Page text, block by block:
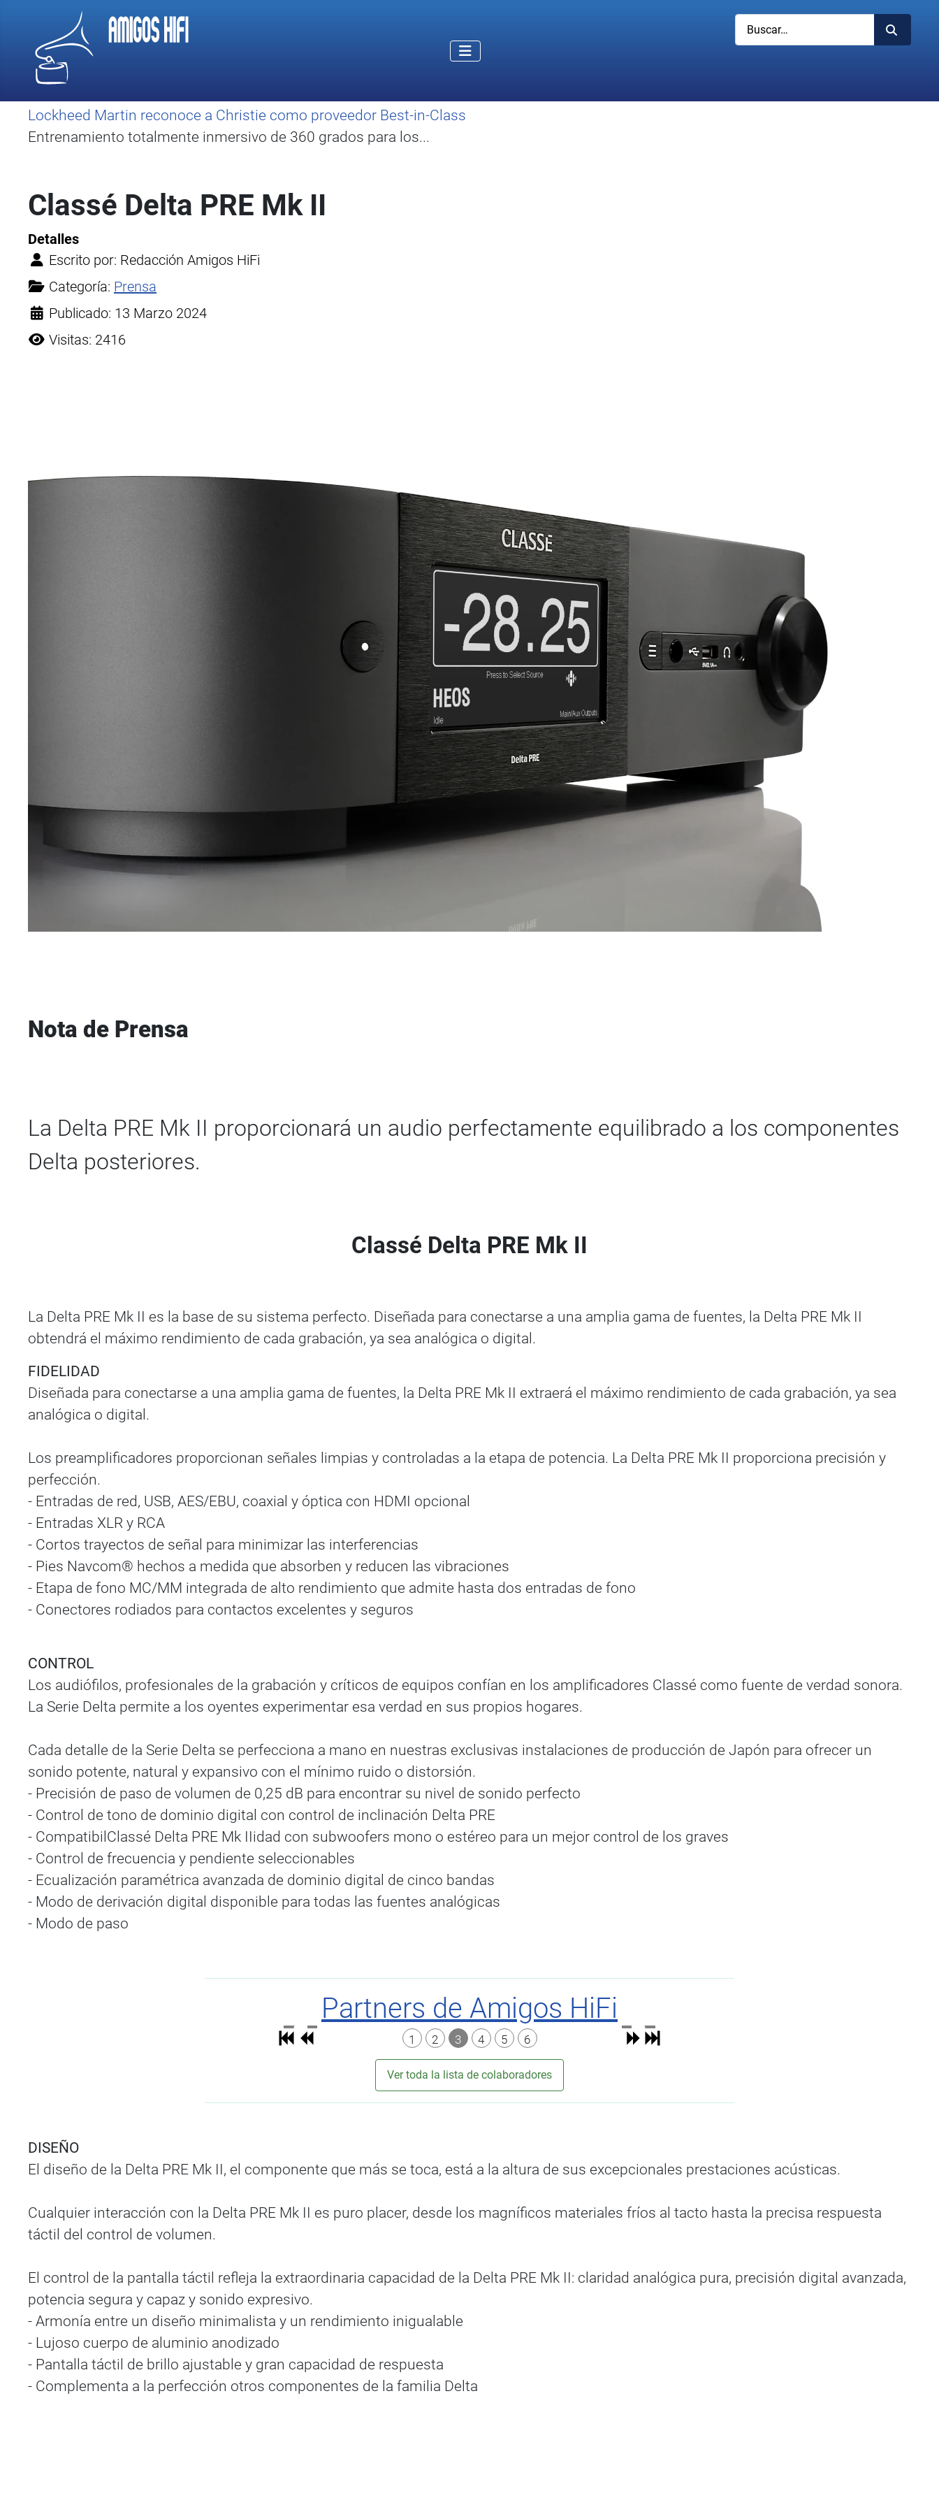
Buscar
Lockheed Martin reconoce a Christie como proveedor Best-in-Class
Entrenamiento totalmente inmersivo de 360 grados para los...
Classé Delta PRE Mk II
Detalles
Escrito por: Redacción Amigos HiFi
Categoría: Prensa
Publicado: 13 Marzo 2024
Visitas: 2416
Nota de Prensa
La Delta PRE Mk II proporcionará un audio perfectamente equilibrado a los componentes
Delta posteriores.
Classé Delta PRE Mk II
La Delta PRE Mk II es la base de su sistema perfecto. Diseñada para conectarse a una amplia gama de fuentes, la Delta PRE Mk II
obtendrá el máximo rendimiento de cada grabación, ya sea analógica o digital.
FIDELIDAD
Diseñada para conectarse a una amplia gama de fuentes, la Delta PRE Mk II extraerá el máximo rendimiento de cada grabación, ya sea
analógica o digital.
Los preamplificadores proporcionan señales limpias y controladas a la etapa de potencia. La Delta PRE Mk II proporciona precisión y
perfección.
- Entradas de red, USB, AES/EBU, coaxial y óptica con HDMI opcional
- Entradas XLR y RCA
- Cortos trayectos de señal para minimizar las interferencias
- Pies Navcom® hechos a medida que absorben y reducen las vibraciones
- Etapa de fono MC/MM integrada de alto rendimiento que admite hasta dos entradas de fono
- Conectores rodiados para contactos excelentes y seguros
CONTROL
Los audiófilos, profesionales de la grabación y críticos de equipos confían en los amplificadores Classé como fuente de verdad sonora.
La Serie Delta permite a los oyentes experimentar esa verdad en sus propios hogares.
Cada detalle de la Serie Delta se perfecciona a mano en nuestras exclusivas instalaciones de producción de Japón para ofrecer un
sonido potente, natural y expansivo con el mínimo ruido o distorsión.
- Precisión de paso de volumen de 0,25 dB para encontrar su nivel de sonido perfecto
- Control de tono de dominio digital con control de inclinación Delta PRE
- CompatibilClassé Delta PRE Mk IIidad con subwoofers mono o estéreo para un mejor control de los graves
- Control de frecuencia y pendiente seleccionables
- Ecualización paramétrica avanzada de dominio digital de cinco bandas
- Modo de derivación digital disponible para todas las fuentes analógicas
- Modo de paso
Partners de Amigos HiFi
1 2 3 4 5 6
Ver toda la lista de colaboradores
DISEÑO
El diseño de la Delta PRE Mk II, el componente que más se toca, está a la altura de sus excepcionales prestaciones acústicas.
Cualquier interacción con la Delta PRE Mk II es puro placer, desde los magníficos materiales fríos al tacto hasta la precisa respuesta
táctil del control de volumen.
El control de la pantalla táctil refleja la extraordinaria capacidad de la Delta PRE Mk II: claridad analógica pura, precisión digital avanzada,
potencia segura y capaz y sonido expresivo.
- Armonía entre un diseño minimalista y un rendimiento inigualable
- Lujoso cuerpo de aluminio anodizado
- Pantalla táctil de brillo ajustable y gran capacidad de respuesta
- Complementa a la perfección otros componentes de la familia Delta